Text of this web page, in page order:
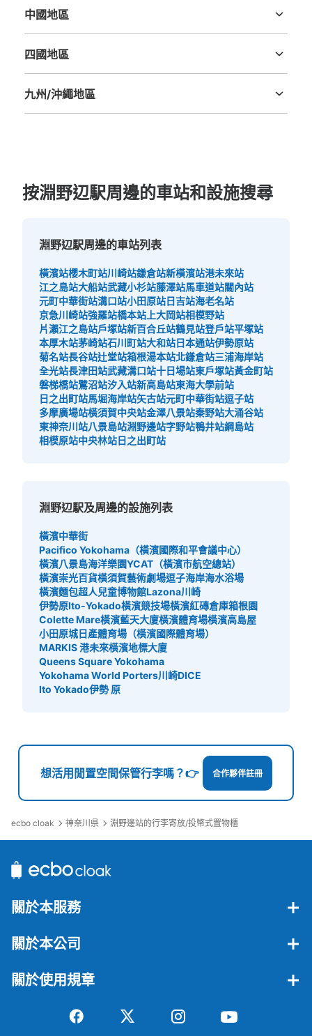
中國地區
四國地區
九州/沖繩地區
按淵野辺駅周邊的車站和設施搜尋
淵野辺駅周邊的車站列表
橫濱站櫻木町站川崎站鎌倉站新橫濱站港未來站
江之島站大船站武藏小杉站藤澤站馬車道站關內站
元町中華街站溝口站小田原站日吉站海老名站
京急川崎站強羅站橋本站 上大岡站相模野站
片瀨江之島站戶塚站新百合丘站鶴見站登戶站平塚站
本厚木站茅崎站石川町站大和站日本通站伊勢原站
菊名站長谷站辻堂站箱根湯本站北鎌倉站三浦海岸站
全光站長津田站武藏溝口站十日場站東戶塚站黃金町站
磐梯橋站鷺沼站汐入站新高島站東海大學前站
日之出町站馬堀海岸站矢古站元町中華街站逗子站
多摩廣場站橫須賀中央站金澤八景站秦野站大涌谷站
東神奈川站八景島站淵野邊站字野站鴨井站綱島站
相模原站中央林站日之出町站
淵野辺駅及周邊的設施列表
橫濱中華街
Pacifico Yokohama（橫濱國際和平會議中心）
橫濱八景島海洋樂園YCAT（橫濱市航空總站）
橫濱崇光百貨橫須賀藝術劇場逗子海岸海水浴場
橫濱麵包超人兒童博物館Lazona川崎
伊勢原Ito-Yokado橫濱競技場橫濱紅磚倉庫箱根園
Colette Mare橫濱藍天大廈橫濱體育場橫濱高島屋
小田原城日產體育場（橫濱國際體育場）
MARKIS 港未來橫濱地標大廈
Queens Square Yokohama
Yokohama World Porters川崎DICE
Ito Yokado伊勢 原
想活用閒置空間保管行李嗎？👉 合作夥伴註冊
ecbo cloak 神奈川県 淵野邊站的行李寄放/投幣式置物櫃
關於本服務
關於本公司
關於使用規章